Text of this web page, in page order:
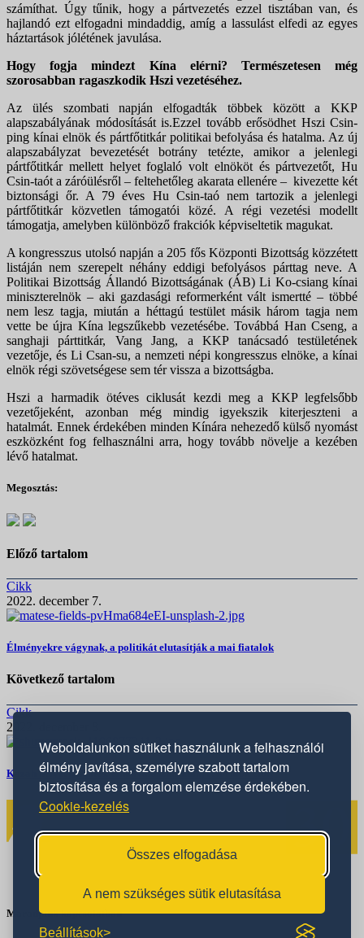
Weboldalunkon sütiket használunk a felhasználói
élmény javítása, személyre szabott tartalom
biztosítása és a forgalom elemzése érdekében.
Cookie-kezelés
Összes elfogadása
A nem szükséges sütik elutasítása
Beállítások
számíthat. Úgy tűnik, hogy a pártvezetés ezzel tisztában van, és
hajlandó ezt elfogadni mindaddig, amíg a lassulást elfedi az egyes
háztartások jólétének javulása.
Hogy fogja mindezt Kína elérni? Természetesen még
szorosabban ragaszkodik Hszi vezetéséhez.
Az ülés szombati napján elfogadták többek között a KKP
alapszabályának módosítását is.Ezzel tovább erősödhet Hszi Csin-
ping kínai elnök és pártfőtitkár politikai befolyása és hatalma. Az új
alapszabályzat bevezetését botrány tetézte, amikor a jelenlegi
pártfőtitkár mellett helyet foglaló volt elnököt és pártvezetőt, Hu
Csin-taót a záróülésről – feltehetőleg akarata ellenére – kivezette két
biztonsági őr. A 79 éves Hu Csin-taó nem tartozik a jelenlegi
pártfőtitkár közvetlen támogatói közé. A régi vezetési modellt
támogatja, amelyben különböző frakciók képviseltetik magukat.
A kongresszus utolsó napján a 205 fős Központi Bizottság közzétett
listáján nem szerepelt néhány eddigi befolyásos párttag neve. A
Politikai Bizottság Állandó Bizottságának (ÁB) Li Ko-csiang kínai
miniszterelnök – aki gazdasági reformerként vált ismertté – többé
nem lesz tagja, miután a héttagú testület másik három tagja nem
vette be újra Kína legszűkebb vezetésébe. Továbbá Han Cseng, a
sanghaji párttitkár, Vang Jang, a KKP tanácsadó testületének
vezetője, és Li Csan-su, a nemzeti népi kongresszus elnöke, a kínai
elnök régi szövetségese sem tér vissza a bizottságba.
Hszi a harmadik ötéves ciklusát kezdi meg a KKP legfelsőbb
vezetőjeként, azonban még mindig igyekszik kiterjeszteni a
hatalmát. Ennek érdekében minden Kínára nehezedő külső nyomást
eszközként fog felhasználni arra, hogy tovább növelje a kezében
lévő hatalmat.
Megosztás:
Előző tartalom
Cikk
2022. december 7.
Élményekre vágynak, a politikát elutasítják a mai fiatalok
Következő tartalom
Cikk
2022. december 8.
Kazah helyzetjelentés: elnökválasztás után, reformok előtt
Maradjunk kapcsolatban